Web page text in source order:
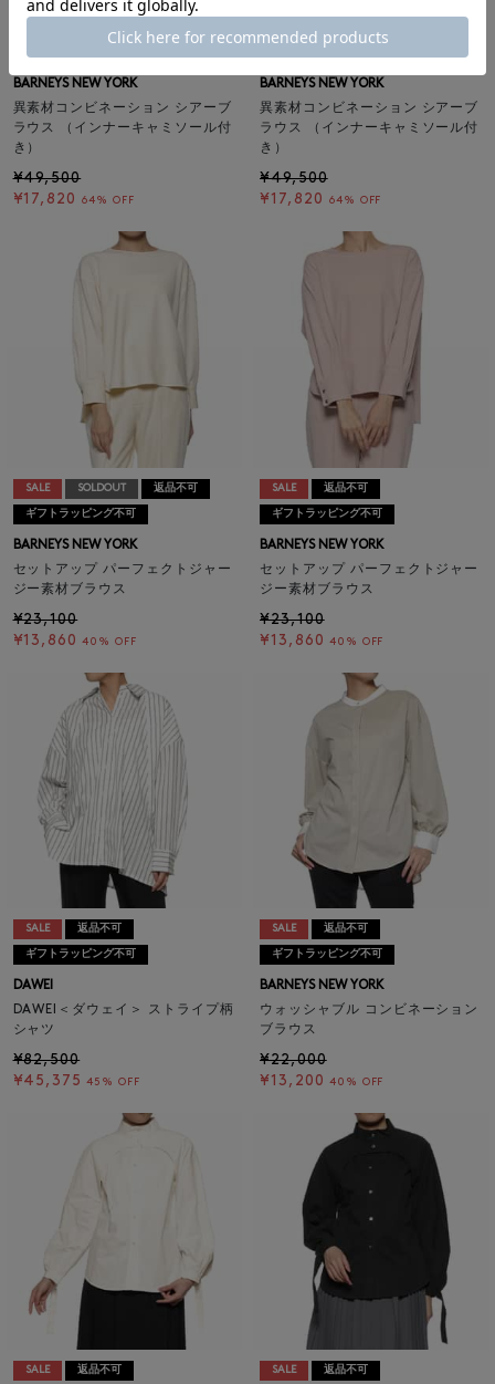
ギフトラッピング不可
BARNEYS NEW YORK
異素材コンビネーション シアーブ
ラウス （インナーキャミソール付
き）
¥49,500
¥17,820
64% OFF
BARNEYS NEW YORK
異素材コンビネーション シアーブ
ラウス （インナーキャミソール付
き）
¥49,500
¥17,820
64% OFF
SALE SOLDOUT 返品不可
ギフトラッピング不可
BARNEYS NEW YORK
セットアップ パーフェクトジャー
ジー素材ブラウス
¥23,100
¥13,860 40% OFF
SALE 返品不可
ギフトラッピング不可
BARNEYS NEW YORK
セットアップ パーフェクトジャー
ジー素材ブラウス
¥23,100
¥13,860 40% OFF
SALE 返品不可
ギフトラッピング不可
DAWEI
DAWEI＜ダウェイ＞ ストライプ柄
シャツ
¥82,500
¥45,375 45% OFF
SALE 返品不可
ギフトラッピング不可
BARNEYS NEW YORK
ウォッシャブル コンビネーション
ブラウス
¥22,000
¥13,200 40% OFF
SALE 返品不可 SALE 返品不可